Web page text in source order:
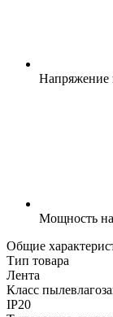
Напряжение
Мощность
Общие
Тип товара
Лента
Класс
IP20